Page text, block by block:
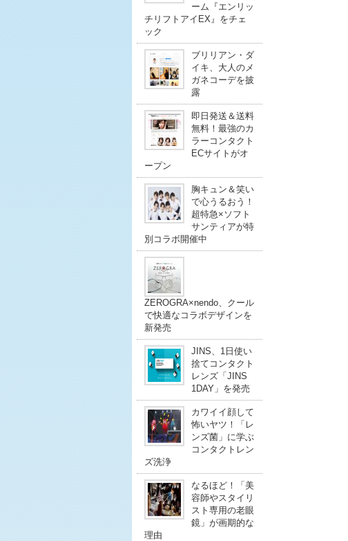
ーム『エンリッ
チリフトアイEX』をチェ
ック
ブリリアン・ダ
イキ、大人のメ
ガネコーデを披
露
即日発送＆送料
無料！最強のカ
ラーコンタクト
ECサイトがオ
ープン
胸キュン＆笑い
で心うるおう！
超特急×ソフト
サンティアが特
別コラボ開催中
ZEROGRA×nendo、クール
で快適なコラボデザインを
新発売
JINS、1日使い
捨てコンタクト
レンズ「JINS
1DAY」を発売
カワイイ顔して
怖いヤツ！「レ
ンズ菌」に学ぶ
コンタクトレン
ズ洗浄
なるほど！「美
容師やスタイリ
スト専用の老眼
鏡」が画期的な
理由